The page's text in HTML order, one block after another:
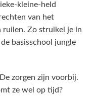
kleine-held
van het
ruilen. Zo struikel je in
basisschool jungle
zorgen zijn voorbij.
ze wel op tijd?